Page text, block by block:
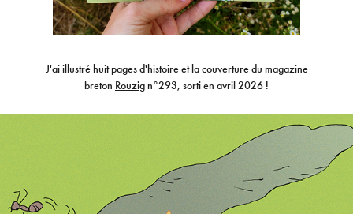
J'ai illustré huit pages d'histoire et la couverture du magazine
breton Rouzign°293, sorti en avril 2026 !